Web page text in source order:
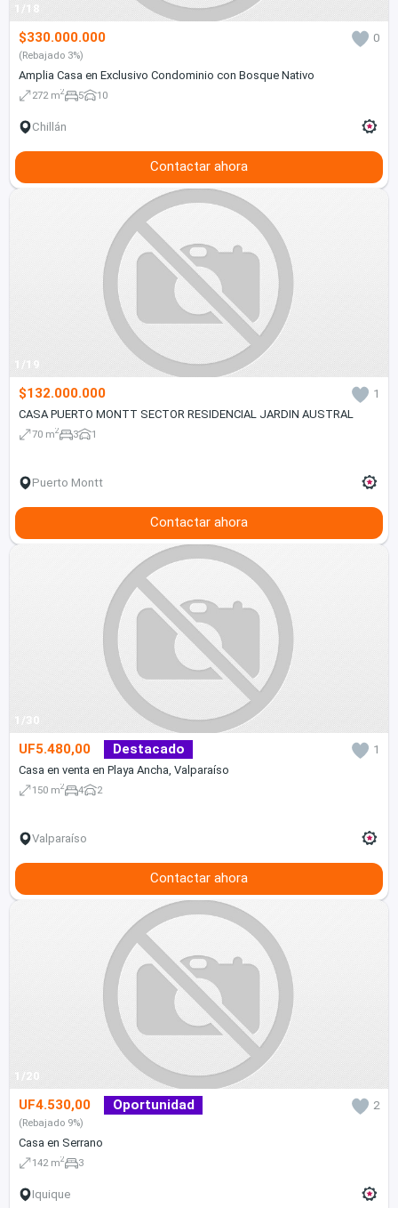
1/18
$330.000.000 0
(Rebajado 3%)
Amplia Casa en Exclusivo Condominio con Bosque Nativo
272 m2 5 10
Chillán
Contactar ahora
1/19
$132.000.000
1
CASA PUERTO MONTT SECTOR RESIDENCIAL JARDIN AUSTRAL
70 m2 3 1
Puerto Montt
Contactar ahora
1/30
UF5.480,00 Destacado
1
Casa en venta en Playa Ancha, Valparaíso
150 m2 4 2
Valparaíso
Contactar ahora
1/20
UF4.530,00 Oportunidad 2
(Rebajado 9%)
Casa en Serrano
142 m2 3
Iquique